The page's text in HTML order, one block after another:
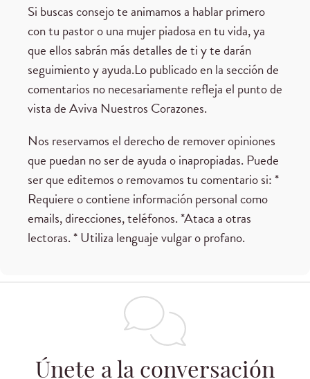
Si buscas consejo te animamos a hablar primero
con tu pastor o una mujer piadosa en tu vida, ya
que ellos sabrán más detalles de ti y te darán
seguimiento y ayuda.Lo publicado en la sección de
comentarios no necesariamente refleja el punto de
vista de Aviva Nuestros Corazones.
Nos reservamos el derecho de remover opiniones
que puedan no ser de ayuda o inapropiadas. Puede
ser que editemos o removamos tu comentario si: *
Requiere o contiene información personal como
emails, direcciones, teléfonos. *Ataca a otras
lectoras. * Utiliza lenguaje vulgar o profano.
Únete a la conversación